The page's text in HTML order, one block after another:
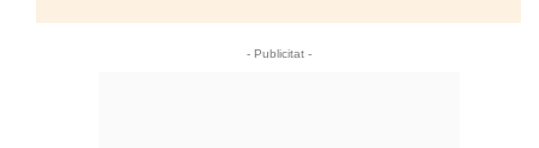
- Publicitat -